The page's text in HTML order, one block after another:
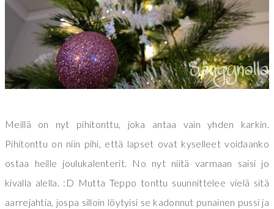
Meillä on nyt pihitonttu, joka antaa vain yhden karkin.
Pihitonttu on niin pihi, että lapset ovat kyselleet voidaanko
ostaa heille joulukalenterit. No nyt niitä varmaan saisi jo
kivalla alella. :D Mutta Teppo tonttu suunnittelee vielä sitä
aarrejahtia, jospa silloin löytyisi se kadonnut punainen pussi ja